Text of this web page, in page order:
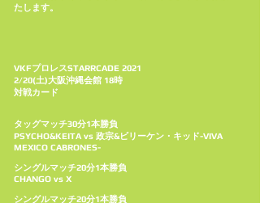
たします。
VKFプロレスSTARRCADE 2021
2/20(土)大阪沖縄会館 18時
対戦カード
タッグマッチ30分1本勝負
​PSYCHO&KEITA vs 政宗&ビリーケン・キッド-VIVA
MEXICO CABRONES-
シングルマッチ20分1本勝負
CHANGO vs X
シングルマッチ20分1本勝負